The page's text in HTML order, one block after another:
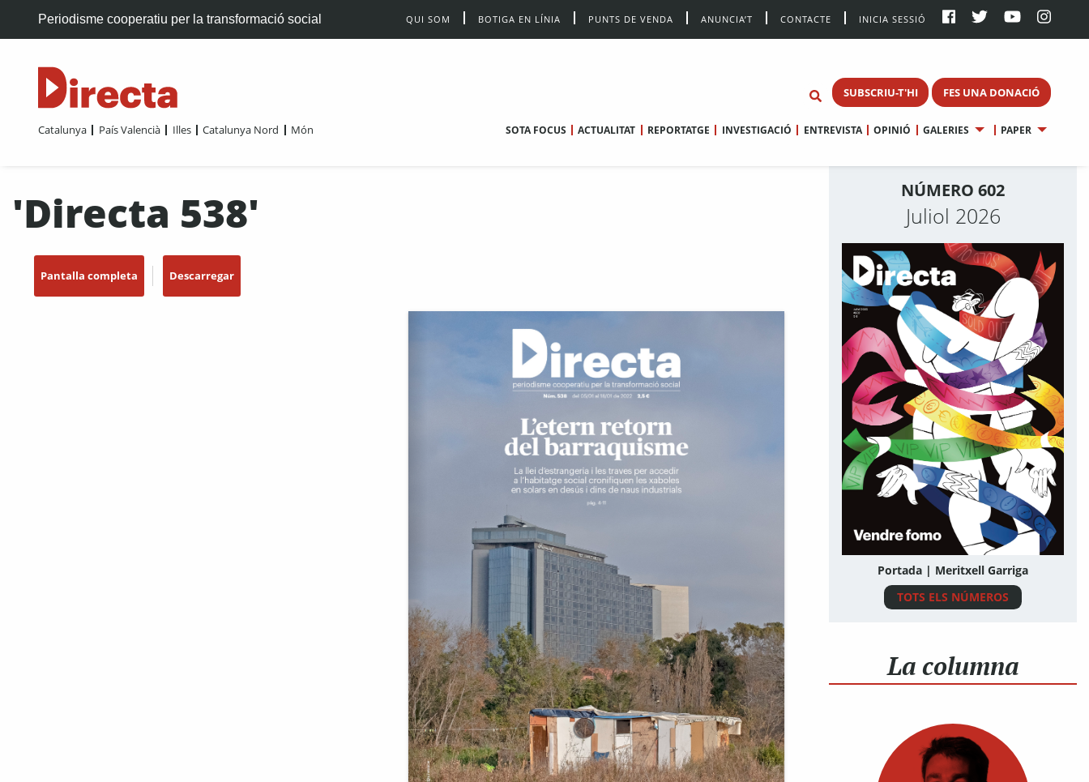
Periodisme cooperatiu per la transformació social QUI SOM BOTIGA EN LÍNIA PUNTS DE VENDA ANUNCIA’T CONTACTE INICIA SESSIÓ
SUBSCRIU-T'HI FES UNA DONACIÓ
Catalunya País Valencià Illes Catalunya Nord Món SOTA FOCUS ACTUALITAT REPORTATGE INVESTIGACIÓ ENTREVISTA OPINIÓ GALERIES PAPER
'Directa 538'
Pantalla completa Descarregar
NÚMERO 602
Juliol 2026
Portada | Meritxell Garriga
TOTS ELS NÚMEROS
La columna